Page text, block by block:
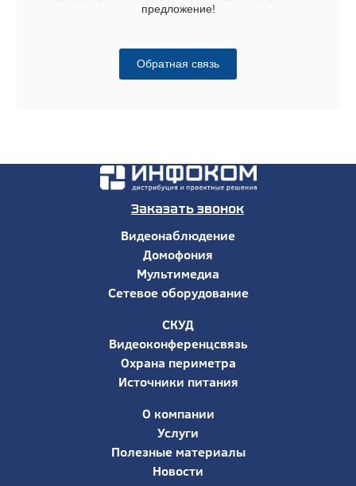
предложение!
Обратная связь
Заказать звонок
Видеонаблюдение
Домофония
Мультимедиа
Сетевое оборудование
СКУД
Видеоконференцсвязь
Охрана периметра
Источники питания
О компании
Услуги
Полезные материалы
Новости